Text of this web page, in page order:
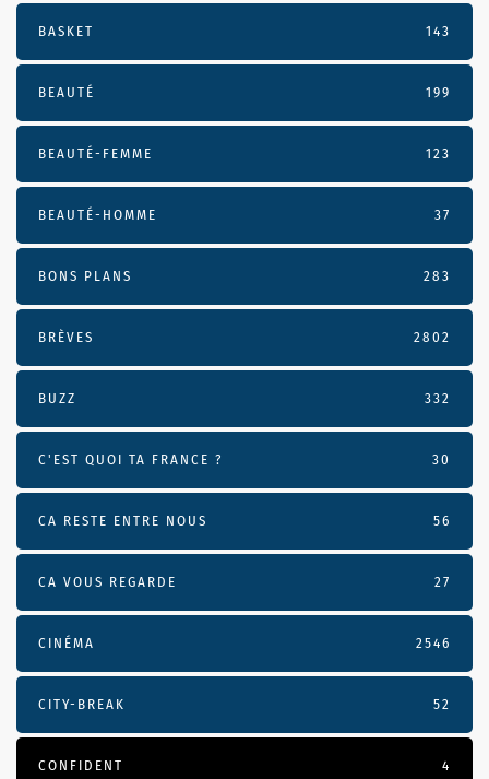
BASKET 143
BEAUTÉ 199
BEAUTÉ-FEMME 123
BEAUTÉ-HOMME 37
BONS PLANS 283
BRÈVES 2802
BUZZ 332
C'EST QUOI TA FRANCE ? 30
CA RESTE ENTRE NOUS 56
CA VOUS REGARDE 27
CINÉMA 2546
CITY-BREAK 52
CONFIDENT 4